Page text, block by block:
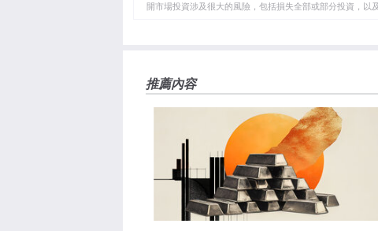
板
開市場投資涉及很大的風險，包括損失全部或部分投資，
FXStreet和作者不提供個性化的建議。作者對該資訊的準
失，傷害或損害由此資訊及其顯示或使用引起的。錯誤和
推薦內容